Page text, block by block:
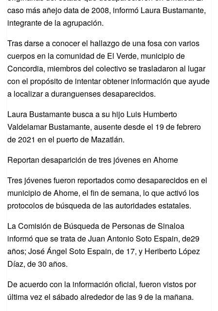
caso más añejo data de 2008, informó Laura Bustamante,
integrante de la agrupación.
Tras darse a conocer el hallazgo de una fosa con varios
cuerpos en la comunidad de El Verde, municipio de
Concordia, miembros del colectivo se trasladaron al lugar
con el propósito de intentar obtener información que ayude
a localizar a duranguenses desaparecidos.
Laura Bustamante busca a su hijo Luis Humberto
Valdelamar Bustamante, ausente desde el 19 de febrero
de 2021 en el puerto de Mazatlán.
Reportan desaparición de tres jóvenes en Ahome
Tres jóvenes fueron reportados como desaparecidos en el
municipio de Ahome, el fin de semana, lo que activó los
protocolos de búsqueda de las autoridades estatales.
La Comisión de Búsqueda de Personas de Sinaloa
informó que se trata de Juan Antonio Soto Espain, de29
años; José Ángel Soto Espain, de 17, y Heriberto López
Díaz, de 30 años.
De acuerdo con la información oficial, fueron vistos por
última vez el sábado alrededor de las 9 de la mañana.